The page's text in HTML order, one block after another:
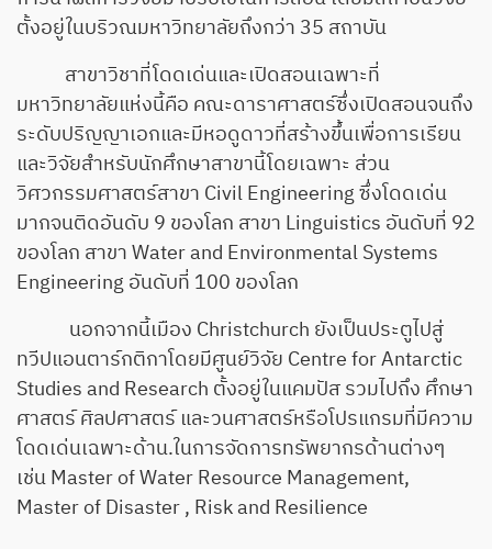
ตั้งอยู่ในบริวณมหาวิทยาลัยถึงกว่า 35 สถาบัน
สาขาวิชาที่โดดเด่นและเปิดสอนเฉพาะที่
มหาวิทยาลัยแห่งนี้คือ คณะดาราศาสตร์ซึ่งเปิดสอนจนถึง
ระดับปริญญาเอกและมีหอดูดาวที่สร้างขึ้นเพื่อการเรียน
และวิจัยสำหรับนักศึกษาสาขานี้โดยเฉพาะ ส่วน
วิศวกรรมศาสตร์สาขา Civil Engineering ซึ่งโดดเด่น
มากจนติดอันดับ 9 ของโลก สาขา Linguistics อันดับที่ 92
ของโลก สาขา Water and Environmental Systems
Engineering อันดับที่ 100 ของโลก
นอกจากนี้เมือง Christchurch ยังเป็นประตูไปสู่
ทวีปแอนตาร์กติกาโดยมีศูนย์วิจัย Centre for Antarctic
Studies and Research ตั้งอยู่ในแคมปัส รวมไปถึง ศึกษา
ศาสตร์ ศิลปศาสตร์ และวนศาสตร์หรือโปรแกรมที่มีความ
โดดเด่นเฉพาะด้าน.ในการจัดการทรัพยากรด้านต่างๆ
เช่น Master of Water Resource Management,
Master of Disaster , Risk and Resilience